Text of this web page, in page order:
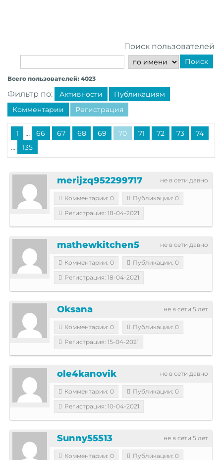
Поиск пользователей
Поиск
Всего пользователей: 4023
Фильтр по: Активности
Публикациям
Комментарии
Регистрация
1 ... 66 67 68 69 70 71 72 73 74
... 135
не в сети давно
merijzq952299717
Комментарии: 0
Публикации: 0
Регистрация: 18-04-2021
не в сети давно
mathewkitchen5
Комментарии: 0
Публикации: 0
Регистрация: 18-04-2021
не в сети 5 лет
Oksana
Комментарии: 0
Публикации: 0
Регистрация: 15-04-2021
не в сети давно
ole4kanovik
Комментарии: 0
Публикации: 0
Регистрация: 10-04-2021
не в сети 5 лет
Sunny55513
Комментарии: 0
Публикации: 0